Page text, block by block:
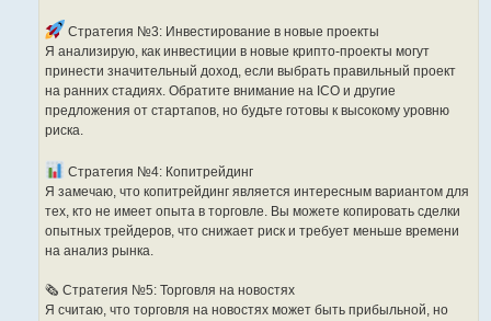
Стратегия №3: Инвестирование в новые проекты
Я анализирую, как инвестиции в новые крипто-проекты могут
принести значительный доход, если выбрать правильный проект
на ранних стадиях. Обратите внимание на ICO и другие
предложения от стартапов, но будьте готовы к высокому уровню
риска.
Стратегия №4: Копитрейдинг
Я замечаю, что копитрейдинг является интересным вариантом для
тех, кто не имеет опыта в торговле. Вы можете копировать сделки
опытных трейдеров, что снижает риск и требует меньше времени
на анализ рынка.
🗞 Стратегия №5: Торговля на новостях
Я считаю, что торговля на новостях может быть прибыльной, но